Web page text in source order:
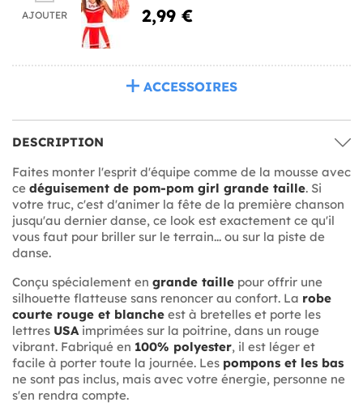
AJOUTER 2,99 €
ACCESSOIRES
DESCRIPTION
Faites monter l'esprit d'équipe comme de la mousse avec
ce déguisement de pom-pom girl grande taille. Si
votre truc, c'est d'animer la fête de la première chanson
jusqu'au dernier danse, ce look est exactement ce qu'il
vous faut pour briller sur le terrain... ou sur la piste de
danse.
Conçu spécialement en grande taille pour offrir une
silhouette flatteuse sans renoncer au confort. La robe
courte rouge et blanche est à bretelles et porte les
lettres USA imprimées sur la poitrine, dans un rouge
vibrant. Fabriqué en 100% polyester, il est léger et
facile à porter toute la journée. Les pompons et les bas
ne sont pas inclus, mais avec votre énergie, personne ne
s'en rendra compte.